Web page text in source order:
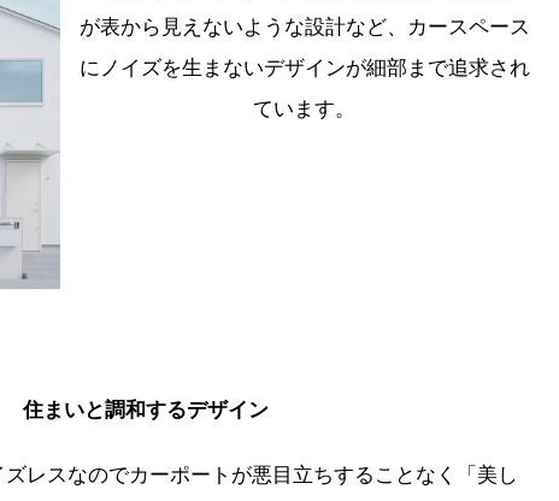
が表から見えないような設計など、カースペース
にノイズを生まないデザインが細部まで追求され
ています。
住まいと調和するデザイン
レスなのでカーポートが悪目立ちすることなく「美し